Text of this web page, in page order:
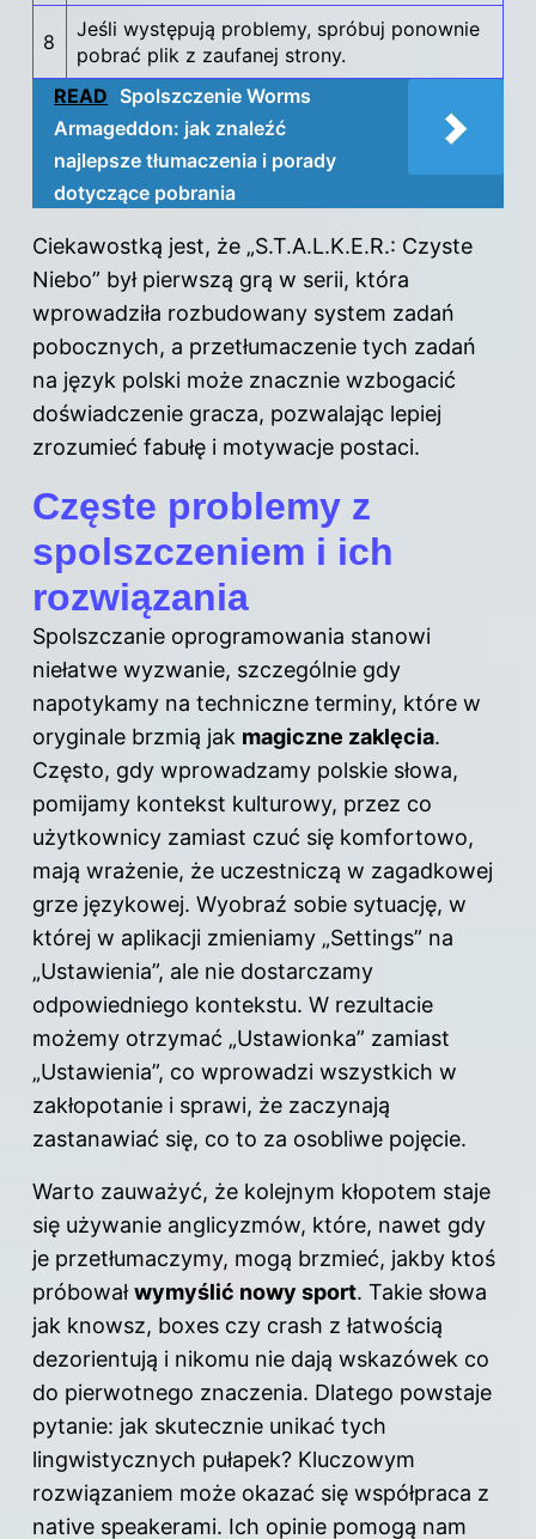
8
Jeśli występują problemy, spróbuj ponownie
pobrać plik z zaufanej strony.
READ Spolszczenie Worms
Armageddon: jak znaleźć
najlepsze tłumaczenia i porady
dotyczące pobrania
Ciekawostką jest, że „S.T.A.L.K.E.R.: Czyste
Niebo” był pierwszą grą w serii, która
wprowadziła rozbudowany system zadań
pobocznych, a przetłumaczenie tych zadań
na język polski może znacznie wzbogacić
doświadczenie gracza, pozwalając lepiej
zrozumieć fabułę i motywacje postaci.
Częste problemy z
spolszczeniem i ich
rozwiązania
Spolszczanie oprogramowania stanowi
niełatwe wyzwanie, szczególnie gdy
napotykamy na techniczne terminy, które w
oryginale brzmią jak magiczne zaklęcia.
Często, gdy wprowadzamy polskie słowa,
pomijamy kontekst kulturowy, przez co
użytkownicy zamiast czuć się komfortowo,
mają wrażenie, że uczestniczą w zagadkowej
grze językowej. Wyobraź sobie sytuację, w
której w aplikacji zmieniamy „Settings” na
„Ustawienia”, ale nie dostarczamy
odpowiedniego kontekstu. W rezultacie
możemy otrzymać „Ustawionka” zamiast
„Ustawienia”, co wprowadzi wszystkich w
zakłopotanie i sprawi, że zaczynają
zastanawiać się, co to za osobliwe pojęcie.
Warto zauważyć, że kolejnym kłopotem staje
się używanie anglicyzmów, które, nawet gdy
je przetłumaczymy, mogą brzmieć, jakby ktoś
próbowałwymyślić nowy sport. Takie słowa
jak knowsz, boxes czy crash z łatwością
dezorientują i nikomu nie dają wskazówek co
do pierwotnego znaczenia. Dlatego powstaje
pytanie: jak skutecznie unikać tych
lingwistycznych pułapek? Kluczowym
rozwiązaniem może okazać się współpraca z
native speakerami. Ich opinie pomogą nam